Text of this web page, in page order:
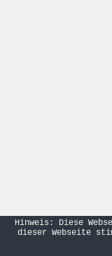
Hinweis: Diese
dieser Webseite